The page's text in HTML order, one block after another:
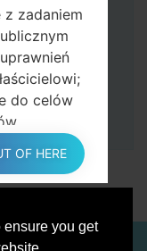
you get
ustawień
Start. Twój
i odłączy
PORÓWNAJ
zadaniem
do celów
lub
z
która ma
OF HERE